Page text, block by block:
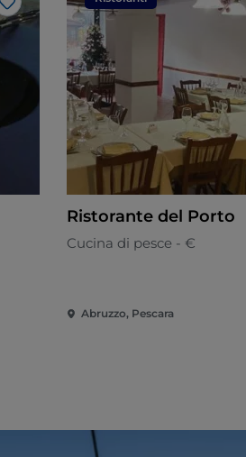
Like
Ristorante del Porto
Cucina di pesce - €
Abruzzo, Pescara